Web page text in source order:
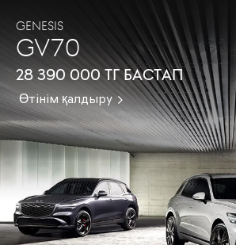
GENESIS
GV70
28 390 000 тг бастап
Өтінім қалдыру